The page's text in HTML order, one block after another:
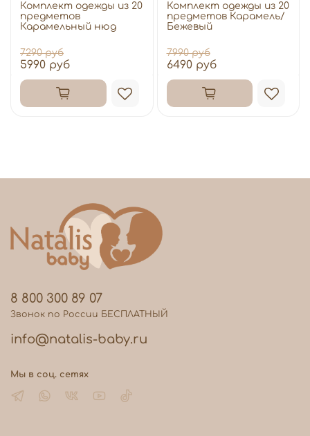
Комплект одежды из 20
предметов
Карамельный нюд
7290 руб
5990 руб
Комплект одежды из 20
предметов Карамель/
Бежевый
7990 руб
6490 руб
8 800 300 89 07
Звонок по России БЕСПЛАТНЫЙ
info@natalis-baby.ru
Мы в соц. сетях